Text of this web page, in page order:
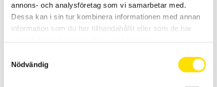
annons- och analysföretag som vi samarbetar med.
Dessa kan i sin tur kombinera informationen med annan
information som du har tillhandahållit eller som de har
Nödvändig
LÄS MER